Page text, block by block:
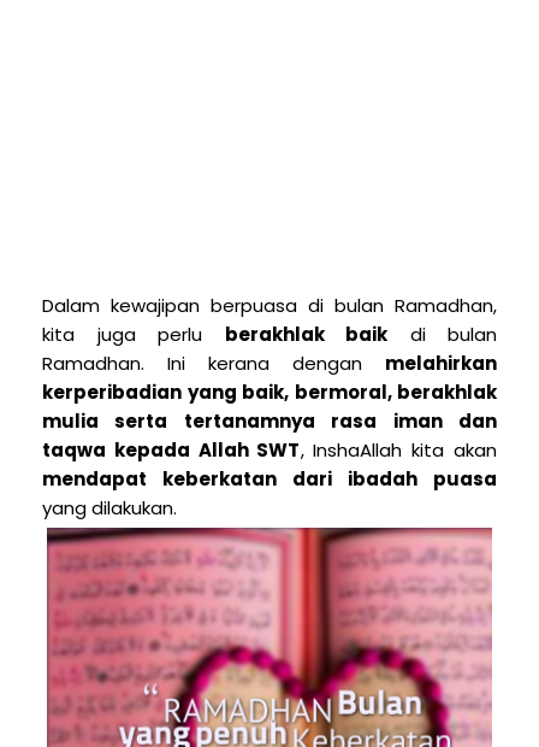
Dalam kewajipan berpuasa di bulan Ramadhan,
kita juga perlu berakhlak baik di bulan
Ramadhan. Ini kerana dengan melahirkan
kerperibadian yang baik, bermoral, berakhlak
mulia serta tertanamnya rasa iman dan
taqwa kepada Allah SWT, InshaAllah kita akan
mendapat keberkatan dari ibadah puasa
yang dilakukan.